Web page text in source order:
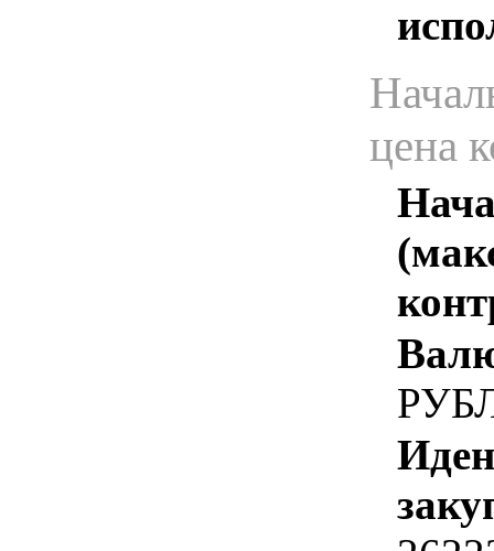
цена